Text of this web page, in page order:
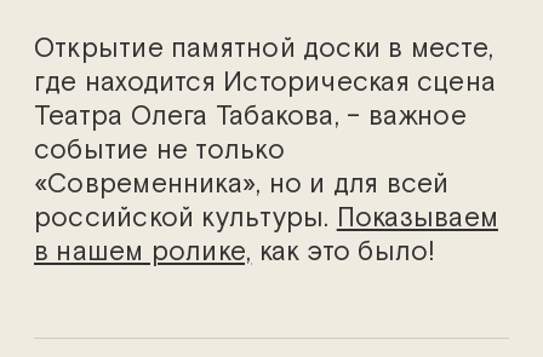
Открытие памятной доски в месте,
где находится Историческая сцена
Театра Олега Табакова, – важное
событие не только
«Современника», но и для всей
российской культуры. Показываем
в нашем ролике, как это было!